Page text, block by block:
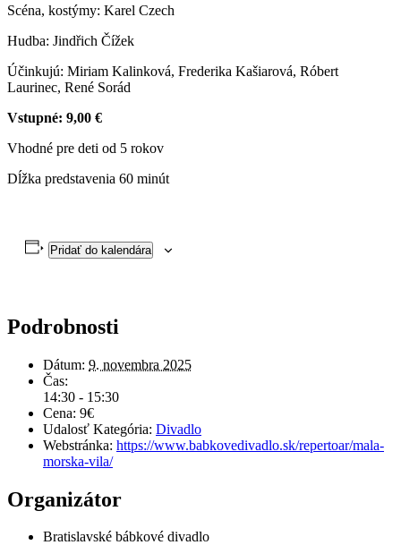
Scéna, kostýmy: Karel Czech
Hudba: Jindřich Čížek
Účinkujú: Miriam Kalinková, Frederika Kašiarová, Róbert
Laurinec, René Sorád
Vstupné: 9,00 €
Vhodné pre deti od 5 rokov
Dĺžka predstavenia 60 minút
Pridať do kalendára
Podrobnosti
Dátum: 9. novembra 2025
Čas:
14:30 - 15:30
Cena: 9€
Udalosť Kategória: Divadlo
Webstránka: https://www.babkovedivadlo.sk/repertoar/mala-
morska-vila/
Organizátor
Bratislavské bábkové divadlo